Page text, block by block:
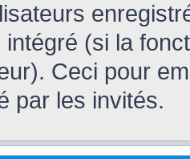
intégré (si la
Ceci pour
par les invités.